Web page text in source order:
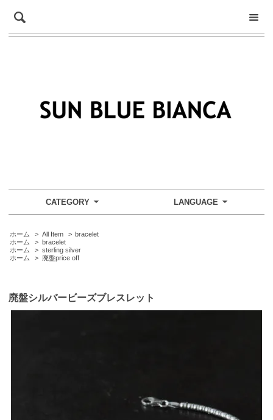
CATEGORY LANGUAGE
ホーム > All Item > bracelet
ホーム
> bracelet
ホーム
> sterling silver
ホーム
> 廃盤price off
廃盤シルバービーズブレスレット